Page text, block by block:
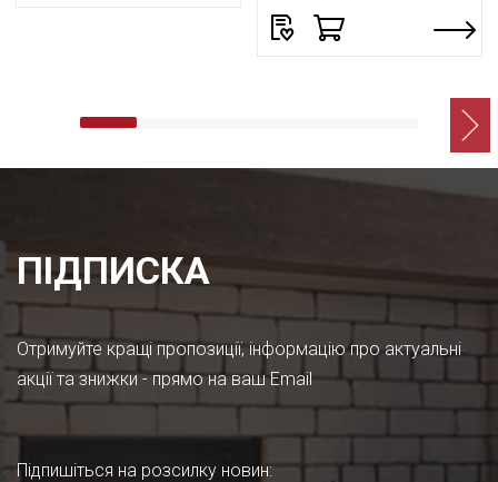
ПІДПИСКА
Отримуйте кращі пропозиції, інформацію про актуальні
акції та знижки - прямо на ваш Email
Підпишіться на розсилку новин: